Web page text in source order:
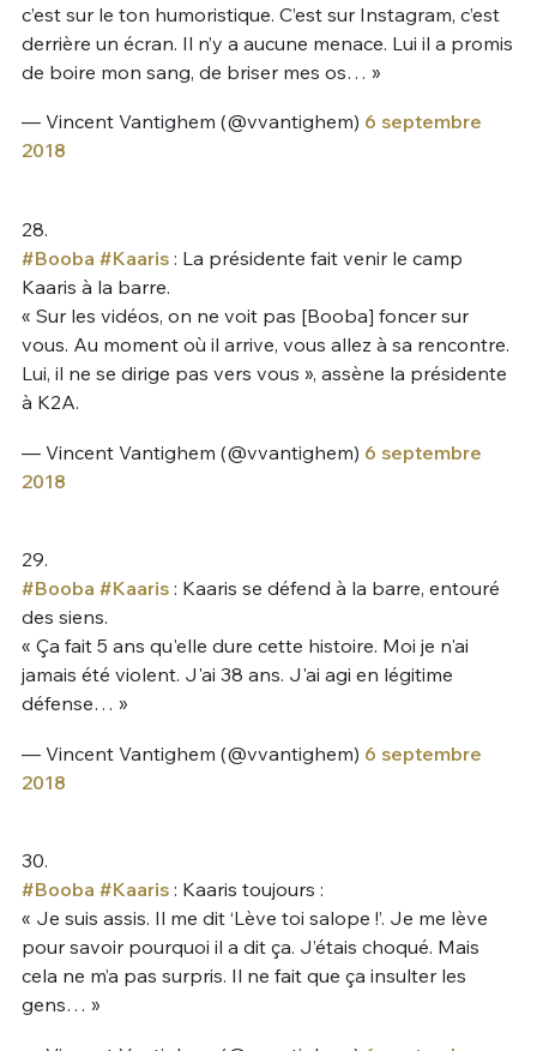
c’est sur le ton humoristique. C’est sur Instagram, c’est
derrière un écran. Il n’y a aucune menace. Lui il a promis
de boire mon sang, de briser mes os… »
— Vincent Vantighem (@vvantighem) 6 septembre
2018
28.
#Booba #Kaaris: La présidente fait venir le camp
Kaaris à la barre.
« Sur les vidéos, on ne voit pas [Booba] foncer sur
vous. Au moment où il arrive, vous allez à sa rencontre.
Lui, il ne se dirige pas vers vous », assène la présidente
à K2A.
— Vincent Vantighem (@vvantighem) 6 septembre
2018
29.
#Booba #Kaaris: Kaaris se défend à la barre, entouré
des siens.
« Ça fait 5 ans qu'elle dure cette histoire. Moi je n'ai
jamais été violent. J'ai 38 ans. J'ai agi en légitime
défense… »
— Vincent Vantighem (@vvantighem) 6 septembre
2018
30.
#Booba #Kaaris: Kaaris toujours :
« Je suis assis. Il me dit ‘Lève toi salope !’. Je me lève
pour savoir pourquoi il a dit ça. J’étais choqué. Mais
cela ne m’a pas surpris. Il ne fait que ça insulter les
gens… »